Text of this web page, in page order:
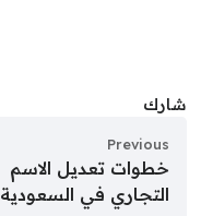
شارك
Previous
خطوات تعديل الاسم
التجاري في السعودية